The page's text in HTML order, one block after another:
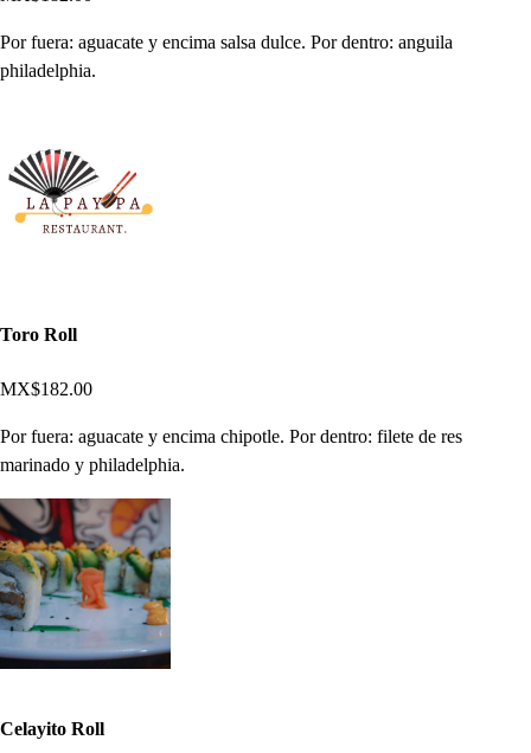
Por fuera: aguacate y encima salsa dulce. Por dentro: anguila
philadelphia.
Toro Roll
MX$182.00
Por fuera: aguacate y encima chipotle. Por dentro: filete de res
marinado y philadelphia.
Celayito Roll